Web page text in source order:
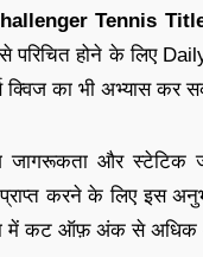
Tennis
परिचित होने के लिए
का भी अभ्यास कर
और स्टेटिक
करने के लिए इस
में कट ऑफ़ अंक से अधिक